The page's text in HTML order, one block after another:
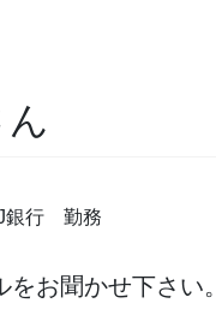
銀行 勤務
お聞かせ下さい。